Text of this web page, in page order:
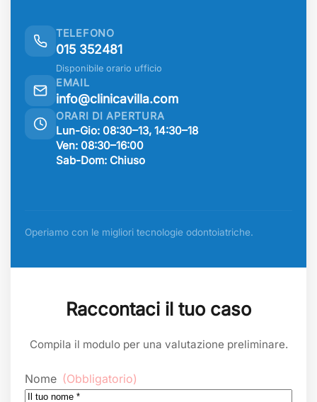
TELEFONO
015 352481
Disponibile orario ufficio
EMAIL
info@clinicavilla.com
ORARI DI APERTURA
Lun-Gio: 08:30–13, 14:30–18
Ven: 08:30–16:00
Sab-Dom: Chiuso
Operiamo con le migliori tecnologie odontoiatriche.
Raccontaci il tuo caso
Compila il modulo per una valutazione preliminare.
Nome (Obbligatorio)